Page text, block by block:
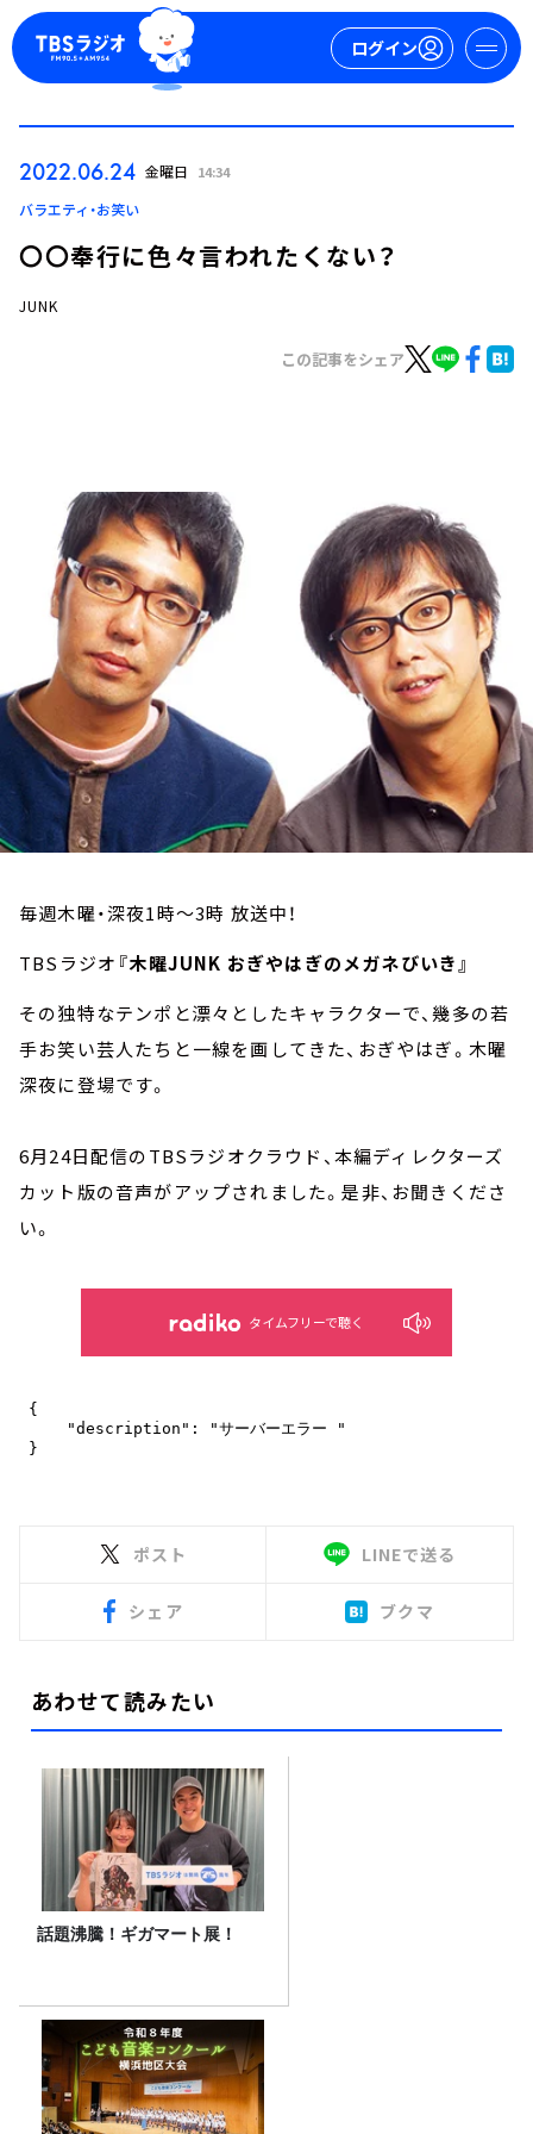
ログイン
ログイン
トピックス
TBS Podcast
お知らせ
イベント・グッズ
YouTube
会社情報
2022.06.24 金曜日 14:34
バラエティ・お笑い
〇〇奉行に色々言われたくない？
JUNK
この記事をシェア
毎週木曜・深夜1時～3時 放送中！
TBSラジオ 『木曜JUNK おぎやはぎのメガネびいき』
その独特なテンポと漂々としたキャラクターで、幾多の若
手お笑い芸人たちと一線を画してきた、おぎやはぎ。木曜
深夜に登場です。
6月24日配信のTBSラジオクラウド、本編ディレクターズ
カット版の音声がアップされました。是非、お聞きくださ
い。
タイムフリーで聴く
ポスト LINEで送る
シェア ブクマ
あわせて読みたい
話題沸騰！ギガマート展！